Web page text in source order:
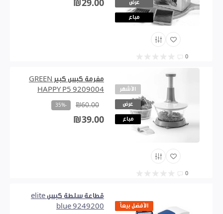
عرض
مباع
0
₪29.00
الأشهر
عرض
مباع
0
مفرمة كبس كبير GREEN
HAPPY P5 9209004
₪60.00
-35%
₪39.00
الأفضل بيعاً
قطاعة سلطة كبس elite
blue 9249200